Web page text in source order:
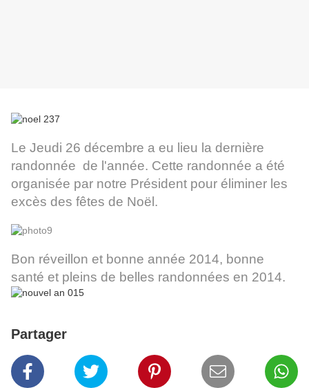
Le Jeudi 26 décembre a eu lieu la dernière
randonnée de l'année. Cette randonnée a été
organisée par notre Président pour éliminer les
excès des fêtes de Noël.
Bon réveillon et bonne année 2014, bonne
santé et pleins de belles randonnées en 2014.
Partager